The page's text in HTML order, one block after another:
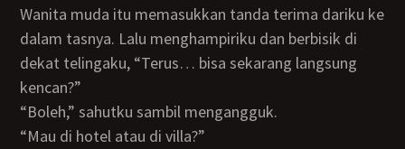
Wanita muda itu memasukkan tanda terima dariku ke
dalam tasnya. Lalu menghampiriku dan berbisik di
dekat telingaku, “Terus… bisa sekarang langsung
kencan?”
“Boleh,” sahutku sambil mengangguk.
“Mau di hotel atau di villa?”